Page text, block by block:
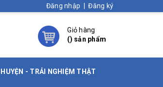
Đăng nhập Đăng ký
Giỏ hàng
() sản phẩm
- TRẢI NGHIỆM THẬT